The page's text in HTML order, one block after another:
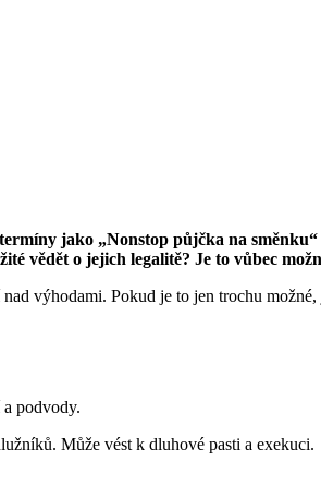
jako „Nonstop půjčka na
vědět o jejich legalitě? Je to vůbec
výhodami. Pokud je to jen trochu
podvody.
Může vést k dluhové pasti a exekuci.